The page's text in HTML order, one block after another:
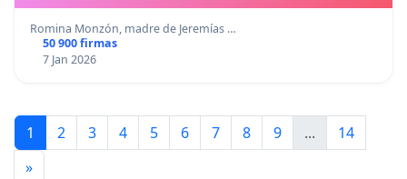
Romina Monzón, madre de Jeremías …
50 900 firmas
7 Jan 2026
1 2 3 4 5 6 7 8 9 ...
14
»